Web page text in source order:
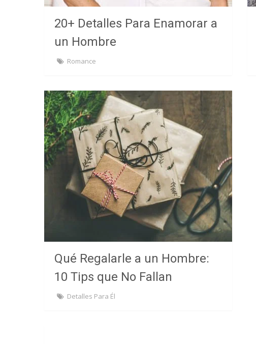
20+ Detalles Para Enamorar a
un Hombre
Romance
Qué Regalarle a un Hombre:
10 Tips que No Fallan
Detalles Para Él